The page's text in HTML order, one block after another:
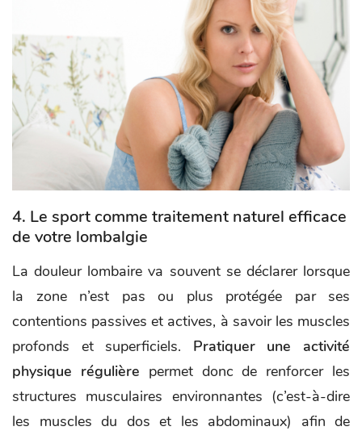
4. Le sport comme traitement naturel efficace
de votre lombalgie
La douleur lombaire va souvent se déclarer lorsque
la zone n’est pas ou plus protégée par ses
contentions passives et actives, à savoir les muscles
profonds et superficiels. Pratiquer une activité
physique régulière permet donc de renforcer les
structures musculaires environnantes (c’est-à-dire
les muscles du dos et les abdominaux) afin de